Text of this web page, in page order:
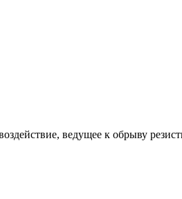
ведущее к обрыву